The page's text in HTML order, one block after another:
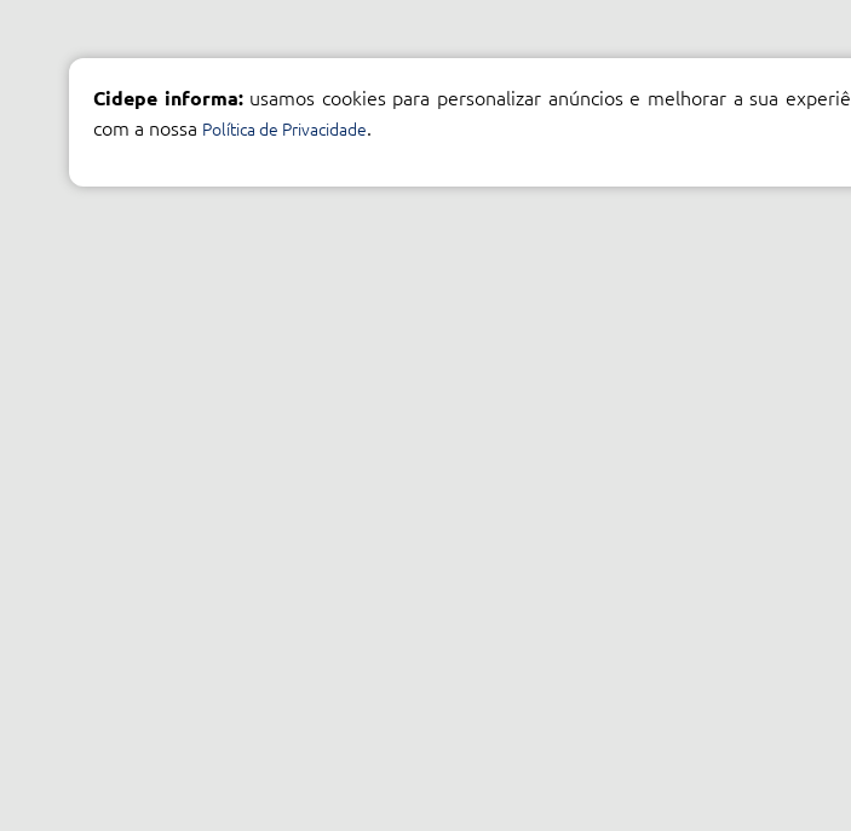
Cidepe informa:usamos cookies para personalizar anúncios e melhorar a sua
com a nossa Política de Privacidade.